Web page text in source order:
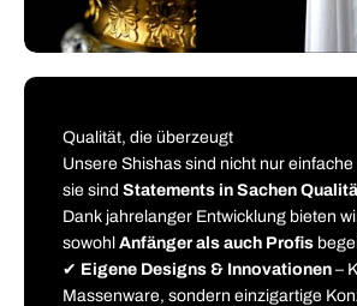
Qualität, die überzeugt
Unsere Shishas sind nicht nur
sie sind Statements in Sachen
Dank jahrelanger Entwicklung bieten
sowohl Anfänger als auch Profis
✔ Eigene Designs & Innovationen –
Massenware, sondern einzigartige